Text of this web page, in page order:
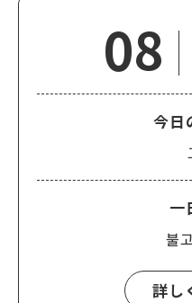
08
今日
一
불
詳し